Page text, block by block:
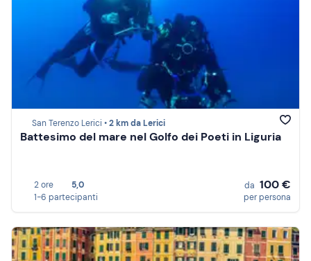
San Terenzo Lerici •2 km da Lerici
Battesimo del mare nel Golfo dei Poeti in Liguria
2 ore
5,0
1-6 partecipanti
da 100 €
per persona